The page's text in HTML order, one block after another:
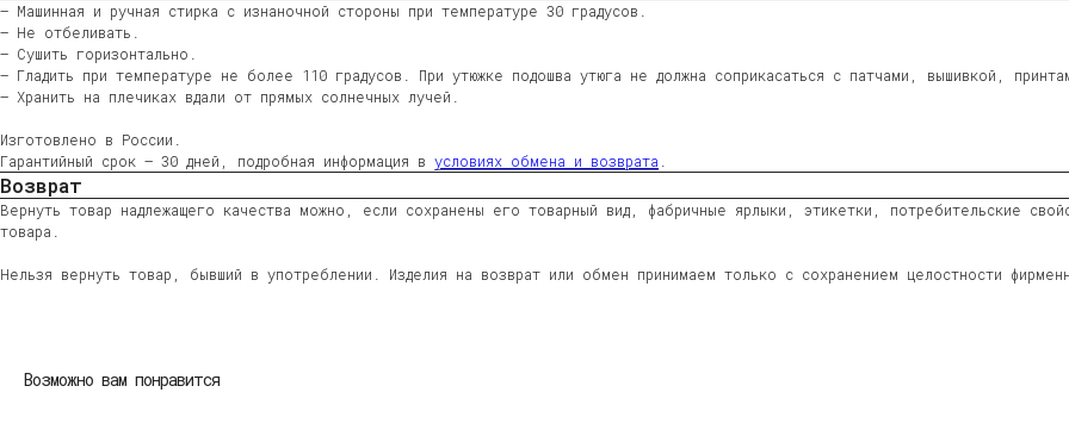
— Машинная и ручная стирка с изнаночной стороны при температуре 30 градусов.
— Не отбеливать.
— Сушить горизонтально.
— Гладить при температуре не более 110 градусов. При утюжке подошва утюга не должна соприкасаться с патчами, вышивкой,
— Хранить на плечиках вдали от прямых солнечных лучей.
Изготовлено в России.
Гарантийный срок — 30 дней, подробная информация в условиях обмена и возврата
Возврат
Вернуть товар надлежащего качества можно, если сохранены его товарный вид, фабричные ярлыки, этикетки, потребительские
товара.
Нельзя вернуть товар, бывший в употреблении. Изделия на возврат или обмен принимаем только с сохранением целостности
Возможно вам понравится